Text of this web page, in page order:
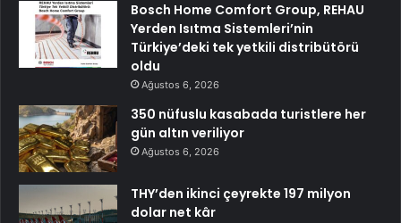
Bosch Home Comfort Group, REHAU
Yerden Isıtma Sistemleri’nin
Türkiye’deki tek yetkili distribütörü
oldu
Ağustos 6, 2026
350 nüfuslu kasabada turistlere her
gün altın veriliyor
Ağustos 6, 2026
THY’den ikinci çeyrekte 197 milyon
dolar net kâr